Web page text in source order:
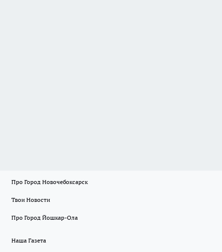
Про Город Новочебоксарск
Твои Новости
Про Город Йошкар-Ола
Наша Газета